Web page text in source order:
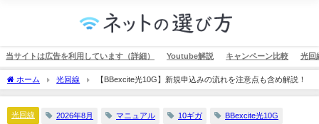
当サイトは広告を利用しています（詳細） Youtube解説 キャンペーン比較 光回
ホーム 光回線 【BBexcite光10G】新規申込みの流れを注意点も含め解説！
光回線 2026年8月 マニュアル 10ギガ BBexcite光10G